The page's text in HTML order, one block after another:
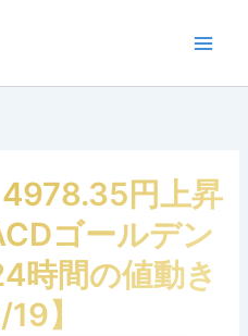
4978.35円上昇
ゴールデン
時間の値動き
】